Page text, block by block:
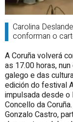
Carolina
conforman o
A Coruña volverá
as 17.00 horas,
galego e das
edición dofestival
impulsada desde o
Concello da
Gonzalo Castro,